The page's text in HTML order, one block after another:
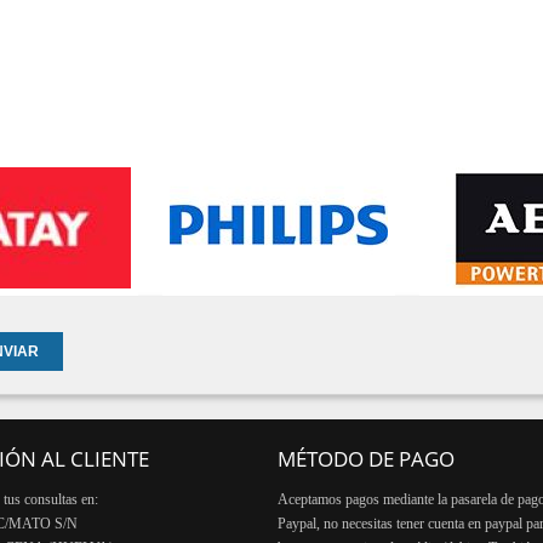
AL CLIENTE
consultas en:
MATO S/N
MÉTODO DE PAGO
Aceptamos pagos mediante la pasarela de
Paypal, no necesitas tener cuenta en paypal